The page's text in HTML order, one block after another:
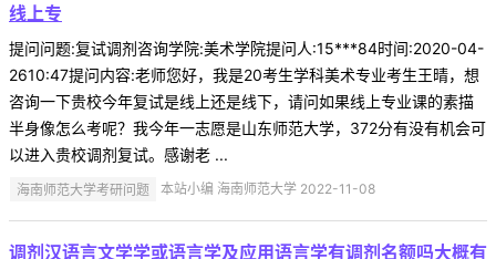
线上专
提问问题:复试调剂咨询学院:美术学院提问人:15***84时间:2020-04-
2610:47提问内容:老师您好，我是20考生学科美术专业考生王晴，想
咨询一下贵校今年复试是线上还是线下，请问如果线上专业课的素描
半身像怎么考呢？我今年一志愿是山东师范大学，372分有没有机会可
以进入贵校调剂复试。感谢老 ...
海南师范大学考研问题 本站小编 海南师范大学 2022-11-08
调剂汉语言文学学或语言学及应用语言学有调剂名额吗大概有